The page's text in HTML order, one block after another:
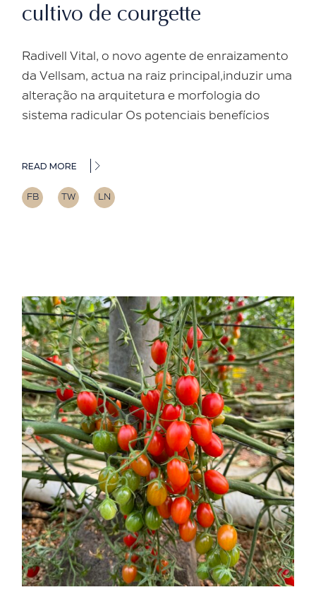
cultivo de courgette
Radivell Vital, o novo agente de enraizamento
da Vellsam, actua na raiz principal,induzir uma
alteração na arquitetura e morfologia do
sistema radicular Os potenciais benefícios
READ MORE
FB TW LN